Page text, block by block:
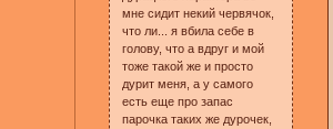
мне сидит некий червячок,
что ли... я вбила себе в
голову, что а вдруг и мой
тоже такой же и просто
дурит меня, а у самого
есть еще про запас
парочка таких же дурочек,